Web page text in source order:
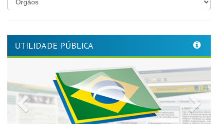
UTILIDADE PÚBLICA
Previous